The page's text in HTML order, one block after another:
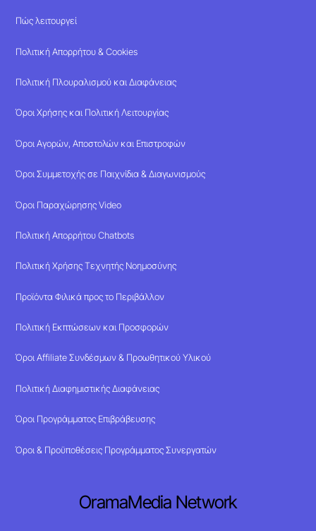
Πώς λειτουργεί
Πολιτική Απορρήτου & Cookies
Πολιτική Πλουραλισμού και Διαφάνειας
Όροι Χρήσης και Πολιτική Λειτουργίας
Όροι Αγορών, Αποστολών και Επιστροφών
Όροι Συμμετοχής σε Παιχνίδια & Διαγωνισμούς
Όροι Παραχώρησης Video
Πολιτική Απορρήτου Chatbots
Πολιτική Χρήσης Τεχνητής Νοημοσύνης
Προϊόντα Φιλικά προς το Περιβάλλον
Πολιτική Εκπτώσεων και Προσφορών
Όροι Affiliate Συνδέσμων & Προωθητικού Υλικού
Πολιτική Διαφημιστικής Διαφάνειας
Όροι Προγράμματος Επιβράβευσης
Όροι & Προϋποθέσεις Προγράμματος Συνεργατών
OramaMedia Network